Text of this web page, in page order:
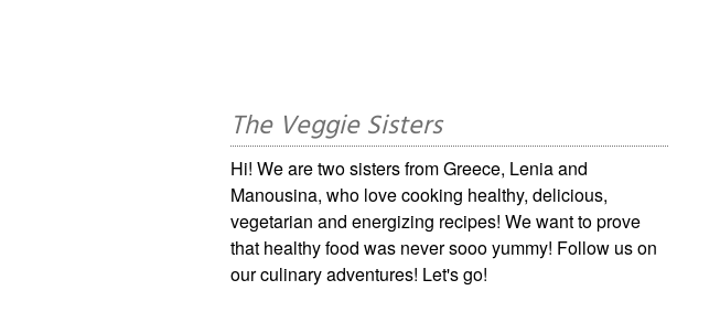
The Veggie Sisters
Hi! We are two sisters from Greece, Lenia and
Manousina, who love cooking healthy, delicious,
vegetarian and energizing recipes! We want to prove
that healthy food was never sooo yummy! Follow us on
our culinary adventures! Let's go!